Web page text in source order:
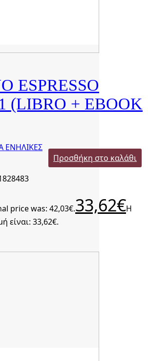
ESPRESSO
(LIBRO + EBOOK
ΕΝΗΛΙΚΕΣ
Προσθήκη στο καλάθι
price was: 42,03€.33,62€Η
είναι: 33,62€.